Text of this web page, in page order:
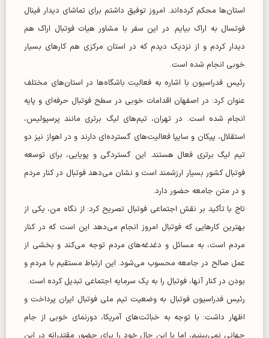
استان‌ها محکم کرده‌اند. امروز توفیق داشتم برای تماشای دیدار فینال
فوتسال به اراک بیایم. در این سفر با مشاور هیات فوتبال اراک هم
دیدار کردم و از نزدیک دیدم که در استان مرکزی هم کار‌های بسیار
خوبی انجام شده است.
رئیس فدراسیون با اشاره به فعالیت باشگاه‌ها در استان‌های مختلف
عنوان کرد: در اصفهان اقدامات خوبی در سطح فوتبال حرفه‌ای و پایه
انجام شده است. در تهران، تیم‌های لیگ برتری مانند پرسپولیس،
استقلال، پیکان و سایپا فعالیت‌های گسترده‌ای دارند و در اهواز نیز دو
تیم لیگ برتری فعال هستند. این گستردگی و پویایی، برای توسعه
فوتبال کشور بسیار ارزشمند است و نشان می‌دهد فوتبال در کنار مردم
و در متن جامعه حضور دارد.
تاج با تأکید بر نقش اجتماعی فوتبال تصریح کرد: از نگاه من، یکی از
بهترین کار‌هایی که فوتبال امروز انجام می‌دهد این است که در کنار
مردم است، به مسائل و دغدغه‌های مردم توجه می‌کند و بخشی از
عمل صالح در جامعه محسوب می‌شود. این ارتباط مستقیم با مردم و
بودن در کنار آنها، فوتبال را به یک سرمایه اجتماعی تبدیل کرده است.
رئیس فدراسیون فوتبال به وضعیت تیم ملی فوتبال ایران پرداخت و
اظهار داشت: با توجه به خباثت‌های آمریکا، دورنمای خوبی از جام